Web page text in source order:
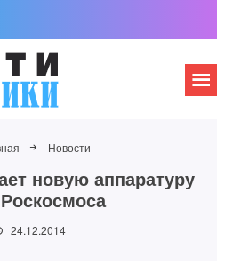
Новости
новую аппаратуру
24.12.2014